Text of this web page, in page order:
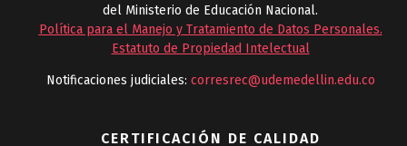
del Ministerio de Educación Nacional.
Política para el Manejo y Tratamiento de Datos Personales.
Estatuto de Propiedad Intelectual
Notificaciones judiciales: corresrec@udemedellin.edu.co
CERTIFICACIÓN DE CALIDAD